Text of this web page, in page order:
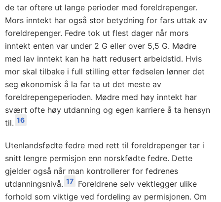
de tar oftere ut lange perioder med foreldrepenger.
Mors inntekt har også stor betydning for fars uttak av
foreldrepenger. Fedre tok ut flest dager når mors
inntekt enten var under 2 G eller over 5,5 G. Mødre
med lav inntekt kan ha hatt redusert arbeidstid. Hvis
mor skal tilbake i full stilling etter fødselen lønner det
seg økonomisk å la far ta ut det meste av
foreldrepengeperioden. Mødre med høy inntekt har
svært ofte høy utdanning og egen karriere å ta hensyn
til. 16
Utenlandsfødte fedre med rett til foreldrepenger tar i
snitt lengre permisjon enn norskfødte fedre. Dette
gjelder også når man kontrollerer for fedrenes
utdanningsnivå. 17 Foreldrene selv vektlegger ulike
forhold som viktige ved fordeling av permisjonen. Om